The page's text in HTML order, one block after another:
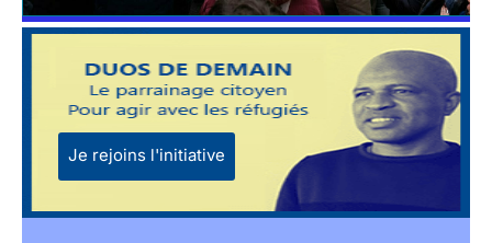
Je rejoins l'initiative